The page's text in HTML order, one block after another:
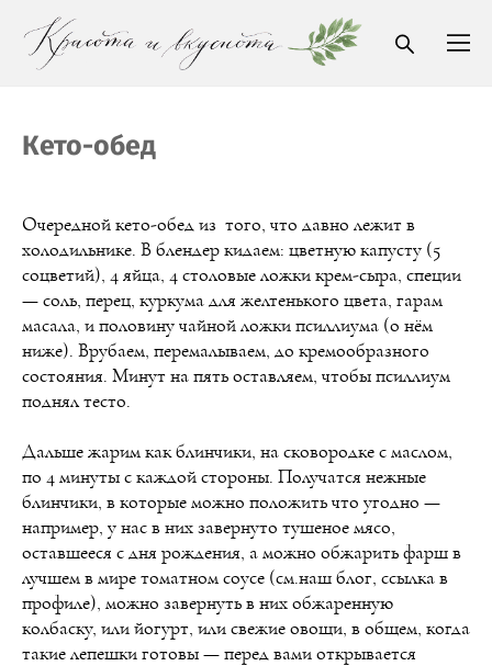
Кето-обед
Очередной кето-обед из того, что давно лежит в
холодильнике. В блендер кидаем: цветную капусту (5
соцветий), 4 яйца, 4 столовые ложки крем-сыра, специи
— соль, перец, куркума для желтенького цвета, гарам
масала, и половину чайной ложки псиллиума (о нём
ниже). Врубаем, перемалываем, до кремообразного
состояния. Минут на пять оставляем, чтобы псиллиум
поднял тесто.
Дальше жарим как блинчики, на сковородке с маслом,
по 4 минуты с каждой стороны. Получатся нежные
блинчики, в которые можно положить что угодно —
например, у нас в них завернуто тушеное мясо,
оставшееся с дня рождения, а можно обжарить фарш в
лучшем в мире томатном соусе (см.наш блог, ссылка в
профиле), можно завернуть в них обжаренную
колбаску, или йогурт, или свежие овощи, в общем, когда
такие лепешки готовы — перед вами открывается